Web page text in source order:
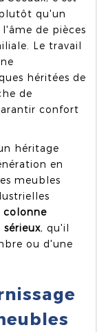
qu'un
de pièces
Le travail
héritées de
de
confort
héritage
en
meubles
colonne
, qu'il
ou d'une